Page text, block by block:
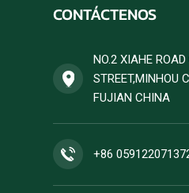
CONTÁCTENOS
NO.2 XIAHE
STREET,MINHOU
FUJIAN CHINA
+86